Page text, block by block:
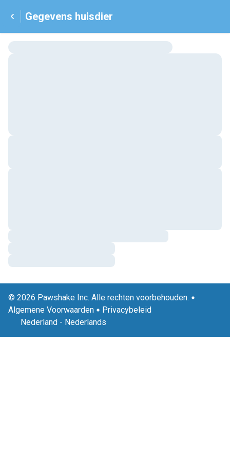
Gegevens huisdier
© 2026 Pawshake Inc. Alle rechten voorbehouden.
Algemene Voorwaarden
Privacybeleid
Nederland - Nederlands